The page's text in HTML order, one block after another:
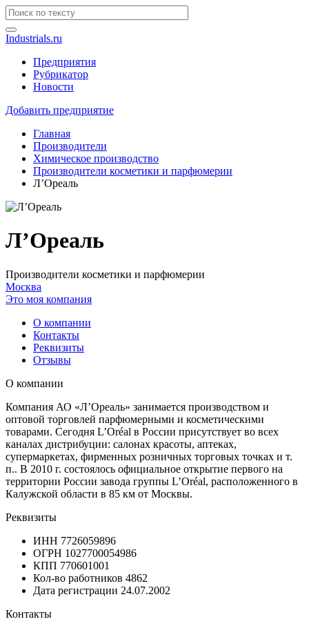
Industrials.ru
Предприятия
Рубрикатор
Новости
Добавить предприятие
Главная
Производители
Химическое производство
Производители косметики и парфюмерии
Л’Ореаль
Л’Ореаль
Производители косметики и парфюмерии
Москва
Это моя компания
О компании
Контакты
Реквизиты
Отзывы
О компании
Компания АО «Л’Ореаль» занимается производством и
оптовой торговлей парфюмерными и косметическими
товарами. Сегодня L’Oréal в России присутствует во всех
каналах дистрибуции: салонах красоты, аптеках,
супермаркетах, фирменных розничных торговых точках и т.
п.. В 2010 г. состоялось официальное открытие первого на
территории России завода группы L’Oréal, расположенного в
Калужской области в 85 км от Москвы.
Реквизиты
ИНН 7726059896
ОГРН 1027700054986
КПП 770601001
Кол-во работников 4862
Дата регистрации 24.07.2002
Контакты